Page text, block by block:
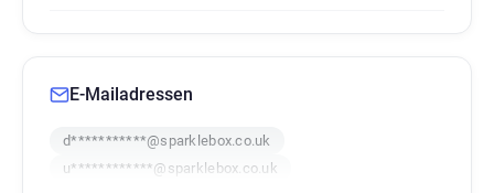
E-Mailadressen
d***********@sparklebox.co.uk
u************@sparklebox.co.uk